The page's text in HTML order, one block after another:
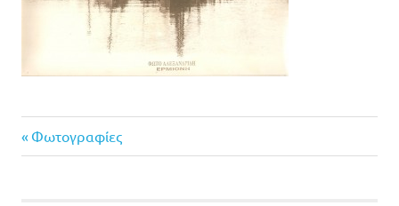
Πλοήγηση
Previous
Post:
Φωτογραφίες